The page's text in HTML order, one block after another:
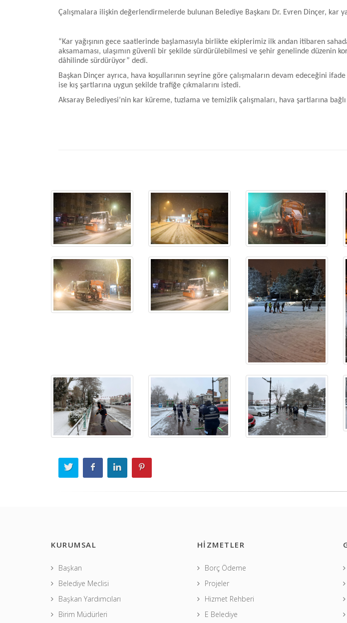
Çalışmalara ilişkin değerlendirmelerde bulunan Belediye Başkanı Dr. Evren Dinçer, kar
“Kar yağışının gece saatlerinde başlamasıyla birlikte ekiplerimiz ilk andan itibaren
aksamaması, ulaşımın güvenli bir şekilde sürdürülebilmesi ve şehir genelinde düzenin
dâhilinde sürdürüyor” dedi.
Başkan Dinçer ayrıca, hava koşullarının seyrine göre çalışmaların devam edeceğini
ise kış şartlarına uygun şekilde trafiğe çıkmalarını istedi.
Aksaray Belediyesi’nin kar küreme, tuzlama ve temizlik çalışmaları, hava şartlarına
KURUMSAL
Başkan
Belediye Meclisi
Başkan Yardımcıları
Birim Müdürleri
HİZMETLER
Borç Ödeme
Projeler
Hizmet Rehberi
E Belediye